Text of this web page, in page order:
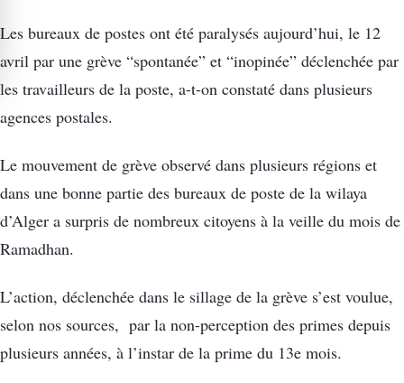
Les bureaux de postes ont été paralysés aujourd’hui, le 12
avril par une grève “spontanée” et “inopinée” déclenchée par
les travailleurs de la poste, a-t-on constaté dans plusieurs
agences postales.
Le mouvement de grève observé dans plusieurs régions et
dans une bonne partie des bureaux de poste de la wilaya
d’Alger a surpris de nombreux citoyens à la veille du mois de
Ramadhan.
L’action, déclenchée dans le sillage de la grève s’est voulue,
selon nos sources, par la non-perception des primes depuis
plusieurs années, à l’instar de la prime du 13e mois.